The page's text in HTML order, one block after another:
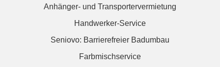
Anhänger- und Transportervermietung
Handwerker-Service
Seniovo: Barrierefreier Badumbau
Farbmischservice